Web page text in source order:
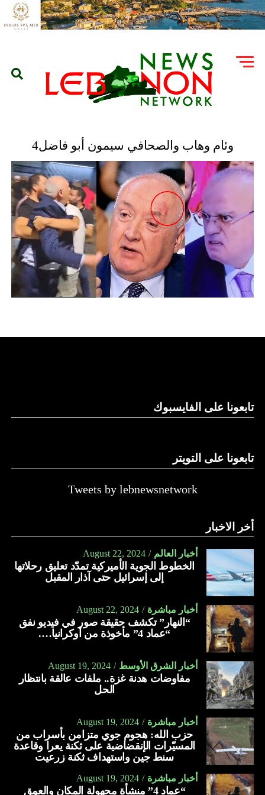
وئام وهاب والصحافي سيمون أبو فاضل4
تابعونا على الفايسبوك
تابعونا على التويتر
Tweets by lebnewsnetwork
أخر الاخبار
أخبار العالم August 22, 2024
الخطوط الجوية الأميركية تمدّد تعليق رحلاتها
إلى إسرائيل حتى آذار المقبل
أخبار مباشرة August 22, 2024
“النهار” تكشف حقيقة صور في فيديو نفق
“عماد 4” مأخوذة من أوكرانيا….
أخبار الشرق الأوسط August 19, 2024
مفاوضات هدنة غزة.. ملفات عالقة بانتظار
الحل
أخبار مباشرة August 19, 2024
حزب الله: هجوم جوي متزامن بأسراب من
المسيّرات الإنقضاضية على ثكنة يعرا وقاعدة
سنط جين واستهداف ثكنة زرعيت
أخبار مباشرة August 19, 2024
“عماد 4” منشأة مجهولة المكان والعمق